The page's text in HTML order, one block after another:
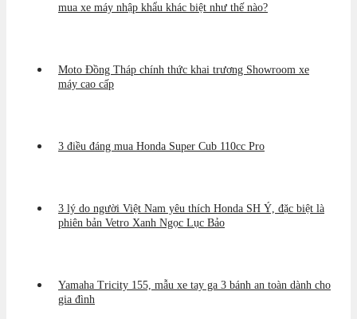
mua xe máy nhập khẩu khác biệt như thế nào?
Moto Đồng Tháp chính thức khai trương Showroom xe
máy cao cấp
3 điều đáng mua Honda Super Cub 110cc Pro
3 lý do người Việt Nam yêu thích Honda SH Ý, đặc biệt là
phiên bản Vetro Xanh Ngọc Lục Bảo
Yamaha Tricity 155, mẫu xe tay ga 3 bánh an toàn dành cho
gia đình